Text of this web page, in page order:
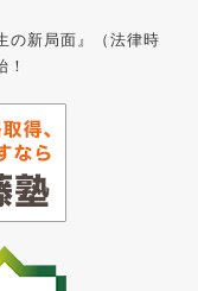
の新局面』（法律時